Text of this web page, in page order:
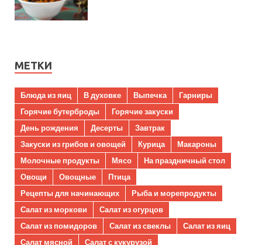
МЕТКИ
Блюда из яиц В духовке Выпечка
Гарниры
Горячие бутерброды
Горячие закуски
День рождения
Десерты
Завтрак
Закуски из грибов и овощей
Курица
Макароны
Молочные продукты
Мясо
На праздничный стол
Овощи
Овощные
Птица
Рецепты для начинающих
Рыба и морепродукты
Салат из моркови
Салат из огурцов
Салат из помидоров
Салат из свеклы
Салат из яиц
Салат мясной
Салат с кукурузой